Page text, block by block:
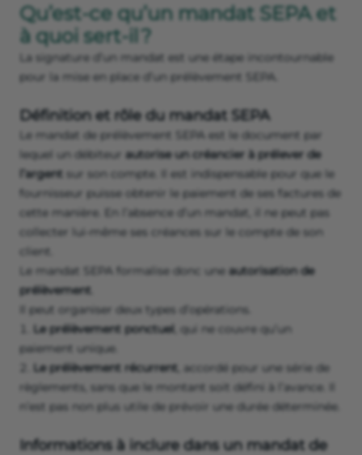
Qu’est-ce qu’un mandat SEPA et
à quoi sert-il ?
La signature d’un mandat est une étape incontournable
pour la mise en place d’un prélèvement SEPA.
Définition et rôle du mandat SEPA
Le mandat de prélèvement SEPA est le document par
lequel un débiteur autorise un créancier à prélever de
l’argent sur son compte. Il est indispensable pour que le
fournisseur puisse obtenir le paiement de ses factures de
cette manière. En l’absence d’un mandat, il ne peut pas
collecter lui-même ses créances sur le compte de son
client.
Le mandat SEPA formalise donc une autorisation de
prélèvement
Il peut organiser deux types d’opérations.
Le prélèvement ponctuel , qui ne couvre qu’un
paiement unique.
Le prélèvement récurrent , accordé pour une série de
règlements, sans que le montant soit défini à l’avance. Il
n’est pas non plus utile de prévoir une durée déterminée.
Informations à inclure dans un mandat de